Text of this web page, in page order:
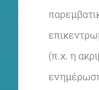
(π.χ. η
ενημέρωση